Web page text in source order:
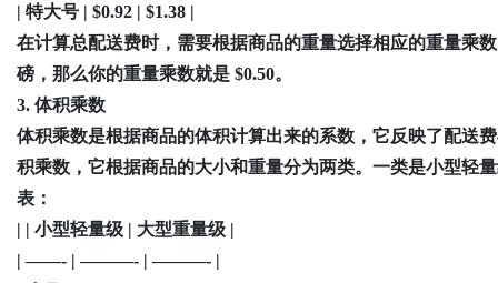
| 特大号 | $0.92 | $1.38 |
在计算总配送费时，需要根据商品的重量选择相应的重量乘
磅，那么你的重量乘数就是 $0.50。
3. 体积乘数
体积乘数是根据商品的体积计算出来的系数，它反映了配送
积乘数，它根据商品的大小和重量分为两类。一类是小型轻
表：
| | 小型轻量级 | 大型重量级 |
| ——- | ———- | ———- |